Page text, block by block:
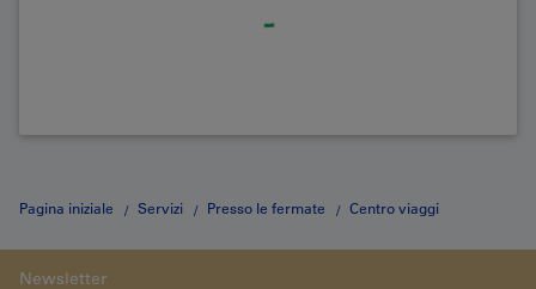
Pagina iniziale Servizi Presso le fermate Centro viaggi